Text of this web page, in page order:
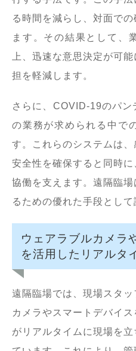
る時間を減らし、対面で
ます。その結果として、
上、迅速な意思決定が可
担を軽減します。
さらに、COVID-19のパ
の業務が求められる中で
す。これらのシステムは
安全性を確保すると同時
協働を支えます。遠隔臨
るための優れた手段として
ウェアラブルカメラ
を活用したリアルタ
遠隔臨場では、現場スタ
カメラやスマートデバイ
がリアルタイムに現場を